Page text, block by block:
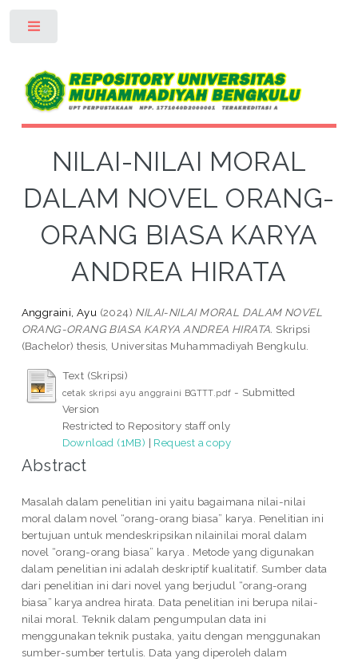
NILAI-NILAI MORAL
DALAM NOVEL ORANG-
ORANG BIASA KARYA
ANDREA HIRATA
Anggraini, Ayu (2024) NILAI-NILAI MORAL DALAM NOVEL
ORANG-ORANG BIASA KARYA ANDREA HIRATA. Skripsi
(Bachelor) thesis, Universitas Muhammadiyah Bengkulu.
Text (Skripsi)
cetak skripsi ayu anggraini BGTTT.pdf - Submitted
Version
Restricted to Repository staff only
Download (1MB) | Request a copy
Abstract
Masalah dalam penelitian ini yaitu bagaimana nilai-nilai
moral dalam novel “orang-orang biasa” karya. Penelitian ini
bertujuan untuk mendeskripsikan nilainilai moral dalam
novel “orang-orang biasa” karya . Metode yang digunakan
dalam penelitian ini adalah deskriptif kualitatif. Sumber data
dari penelitian ini dari novel yang berjudul “orang-orang
biasa” karya andrea hirata. Data penelitian ini berupa nilai-
nilai moral. Teknik dalam pengumpulan data ini
menggunakan teknik pustaka, yaitu dengan menggunakan
sumber-sumber tertulis. Data yang diperoleh dalam